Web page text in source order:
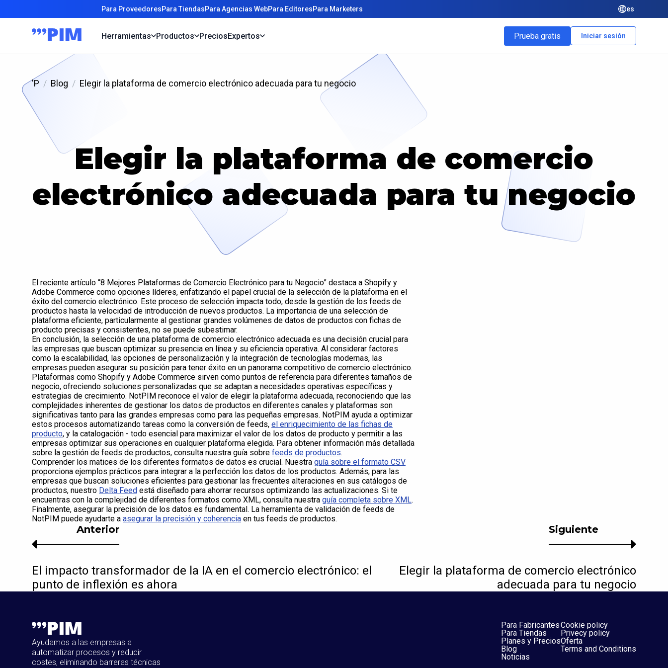
Para ProveedoresPara TiendasPara Agencias WebPara EditoresPara Marketers es
Herramientas Productos PreciosExpertos Prueba gratis Iniciar sesión
'P Blog Elegir la plataforma de comercio electrónico adecuada para tu negocio
Elegir la plataforma de comercio
electrónico adecuada para tu negocio
El reciente artículo “8 Mejores Plataformas de Comercio Electrónico para tu Negocio” destaca a Shopify y
Adobe Commerce como opciones líderes, enfatizando el papel crucial de la selección de la plataforma en el
éxito del comercio electrónico. Este proceso de selección impacta todo, desde la gestión de los feeds de
productos hasta la velocidad de introducción de nuevos productos. La importancia de una selección de
plataforma eficiente, particularmente al gestionar grandes volúmenes de datos de productos con fichas de
producto precisas y consistentes, no se puede subestimar.
En conclusión, la selección de una plataforma de comercio electrónico adecuada es una decisión crucial para
las empresas que buscan optimizar su presencia en línea y su eficiencia operativa. Al considerar factores
como la escalabilidad, las opciones de personalización y la integración de tecnologías modernas, las
empresas pueden asegurar su posición para tener éxito en un panorama competitivo de comercio electrónico.
Plataformas como Shopify y Adobe Commerce sirven como puntos de referencia para diferentes tamaños de
negocio, ofreciendo soluciones personalizadas que se adaptan a necesidades operativas específicas y
estrategias de crecimiento. NotPIM reconoce el valor de elegir la plataforma adecuada, reconociendo que las
complejidades inherentes de gestionar los datos de productos en diferentes canales y plataformas son
significativas tanto para las grandes empresas como para las pequeñas empresas. NotPIM ayuda a optimizar
estos procesos automatizando tareas como la conversión de feeds, el enriquecimiento de las fichas de
producto, y la catalogación - todo esencial para maximizar el valor de los datos de producto y permitir a las
empresas optimizar sus operaciones en cualquier plataforma elegida. Para obtener información más detallada
sobre la gestión de feeds de productos, consulta nuestra guía sobre feeds de productos.
Comprender los matices de los diferentes formatos de datos es crucial. Nuestra guía sobre el formato CSV
proporciona ejemplos prácticos para integrar a la perfección los datos de los productos. Además, para las
empresas que buscan soluciones eficientes para gestionar las frecuentes alteraciones en sus catálogos de
productos, nuestro Delta Feed está diseñado para ahorrar recursos optimizando las actualizaciones. Si te
encuentras con la complejidad de diferentes formatos como XML, consulta nuestra guía completa sobre XML.
Finalmente, asegurar la precisión de los datos es fundamental. La herramienta de validación de feeds de
NotPIM puede ayudarte a asegurar la precisión y coherencia en tus feeds de productos.
Siguiente
Elegir la plataforma de comercio electrónico
adecuada para tu negocio
Anterior
El impacto transformador de la IA en el comercio electrónico: el
punto de inflexión es ahora
Ayudamos a las empresas a
automatizar procesos y reducir
costes, eliminando barreras técnicas
Para Fabricantes
Para Tiendas
Planes y Precios
Blog
Noticias
Cookie policy
Privecy policy
Oferta
Terms and Conditions